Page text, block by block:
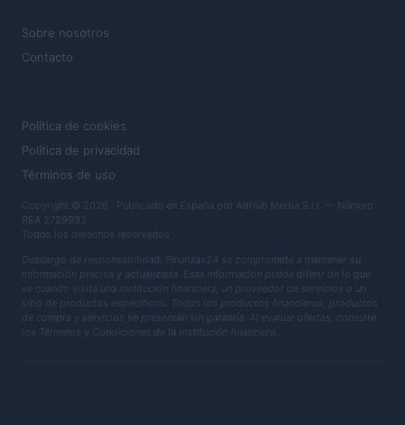
Sobre nosotros
Contacto
Política de cookies
Política de privacidad
Términos de uso
Copyright © 2026 · Publicado en España por AdHub Media S.r.l. — Número
REA 2729933
Todos los derechos reservados
Descargo de responsabilidad: Finanzas24 se compromete a mantener su
información precisa y actualizada. Esta información puede diferir de lo que
ve cuando visita una institución financiera, un proveedor de servicios o un
sitio de productos específicos. Todos los productos financieros, productos
de compra y servicios se presentan sin garantía. Al evaluar ofertas, consulte
los Términos y Condiciones de la institución financiera.